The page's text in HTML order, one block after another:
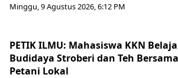
Minggu, 9 Agustus 2026, 6:12 PM
PETIK ILMU: Mahasiswa KKN
Budidaya Stroberi dan Teh Bersama
Petani Lokal